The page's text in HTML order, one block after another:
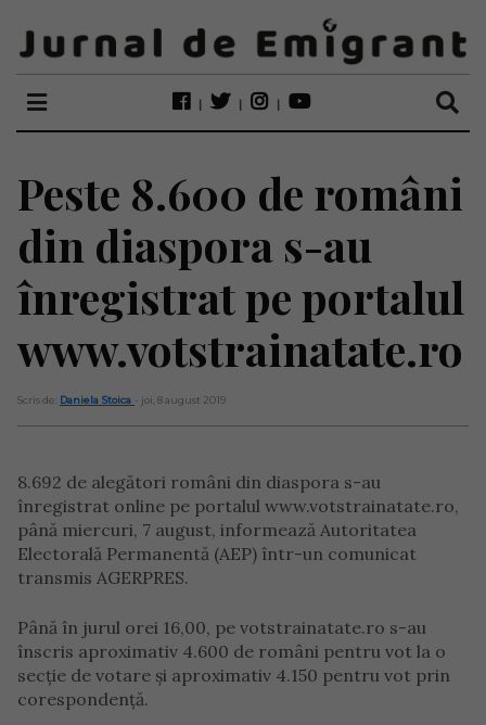
Peste 8.600 de români
din diaspora s-au
înregistrat pe portalul
www.votstrainatate.ro
Scris de: Daniela Stoica - joi, 8 august 2019
8.692 de alegători români din diaspora s-au
înregistrat online pe portalul www.votstrainatate.ro,
până miercuri, 7 august, informează Autoritatea
Electorală Permanentă (AEP) într-un comunicat
transmis AGERPRES.
Până în jurul orei 16,00, pe votstrainatate.ro s-au
înscris aproximativ 4.600 de români pentru vot la o
secţie de votare şi aproximativ 4.150 pentru vot prin
corespondenţă.